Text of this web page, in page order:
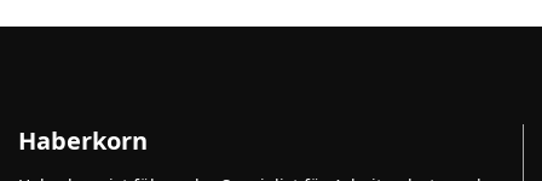
Haberkorn